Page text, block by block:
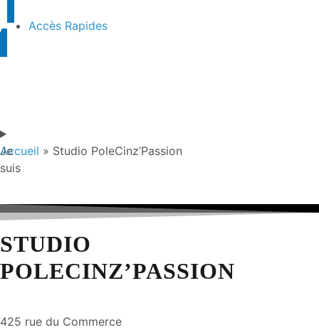
Accès Rapides
Je
suis
Accueil » Studio PoleCinz’Passion
STUDIO
POLECINZ’PASSION
425 rue du Commerce